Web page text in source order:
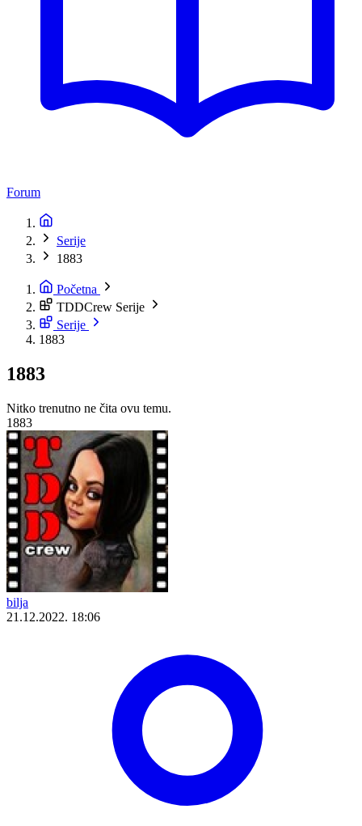
Forum
Serije
1883
Početna
TDDCrew Serije
Serije
1883
1883
Nitko trenutno ne čita ovu temu.
1883
bilja
21.12.2022. 18:06